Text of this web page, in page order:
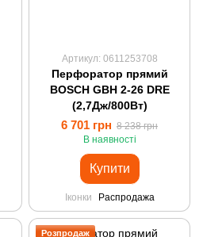
Артикул: 0611253708
Перфоратор прямий
BOSCH GBH 2-26 DRE
(2,7Дж/800Вт)
6 701 грн 8 238 грн
В наявності
Купити
Іконки Распродажа
Розпродаж